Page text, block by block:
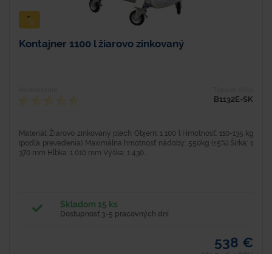
Kontajner 1100 l žiarovo zinkovaný
B1132E-SK
Materiál: Žiarovo zinkovaný plech Objem: 1 100 l Hmotnosť: 110-135 kg
(podľa prevedenia) Maximálna hmotnosť nádoby: 550kg (±5%) Šírka: 1
370 mm Hĺbka: 1 010 mm Výška: 1 430...
Skladom 15 ks
Dostupnosť 3-5 pracovných dní
538 €